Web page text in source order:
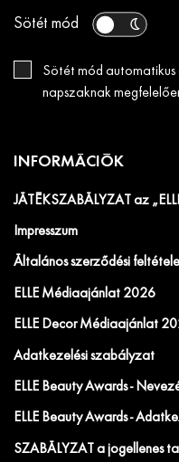
Sötét mód
Sötét mód automatikus
napszaknak
INFORMÁCIÓK
JÁTÉKSZABÁLYZAT az
Impresszum
Általános szerződési
ELLE Médiaajánlat 2026
ELLE Decor Médiaajánlat
Adatkezelési szabályzat
ELLE Beauty Awards -
ELLE Beauty Awards -
SZABÁLYZAT a jogellenes